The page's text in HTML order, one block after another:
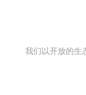
我们以开放的生